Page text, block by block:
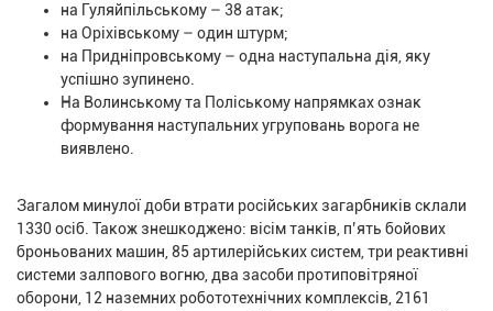
на Гуляйпільському – 38 атак;
на Оріхівському – один штурм;
на Придніпровському – одна наступальна дія, яку
успішно зупинено.
На Волинському та Поліському напрямках ознак
формування наступальних угруповань ворога не
виявлено.
Загалом минулої доби втрати російських загарбників склали
1330 осіб. Також знешкоджено: вісім танків, п’ять бойових
броньованих машин, 85 артилерійських систем, три реактивні
системи залпового вогню, два засоби протиповітряної
оборони, 12 наземних робототехнічних комплексів, 2161